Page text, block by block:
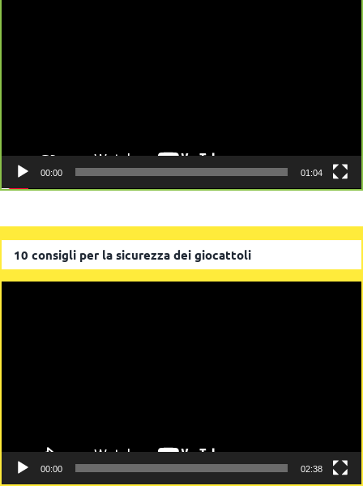
00:00 01:04
10 consigli per la sicurezza dei giocattoli
00:00 02:38